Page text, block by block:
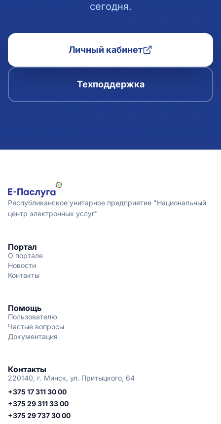
сегодня.
Личный кабинет
Техподдержка
Республиканское унитарное предприятие "Национальный
центр электронных услуг"
Портал
О портале
Новости
Контакты
Помощь
Пользователю
Частые вопросы
Документация
Контакты
220140, г. Минск, ул. Притыцкого, 64
+375 17 311 30 00
+375 29 311 33 00
+375 29 737 30 00